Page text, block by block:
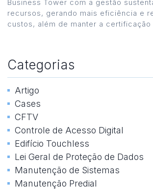
Business Tower com a gestão
recursos, gerando mais eficiência e
custos, além de manter a certificação
Categorias
Artigo
Cases
CFTV
Controle de Acesso Digital
Edifício Touchless
Lei Geral de Proteção de Dados
Manutenção de Sistemas
Manutenção Predial